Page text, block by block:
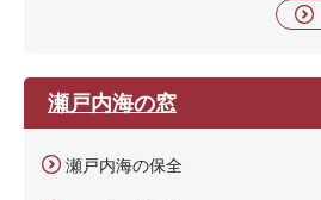
瀬戸内海の窓
瀬戸内海の保全